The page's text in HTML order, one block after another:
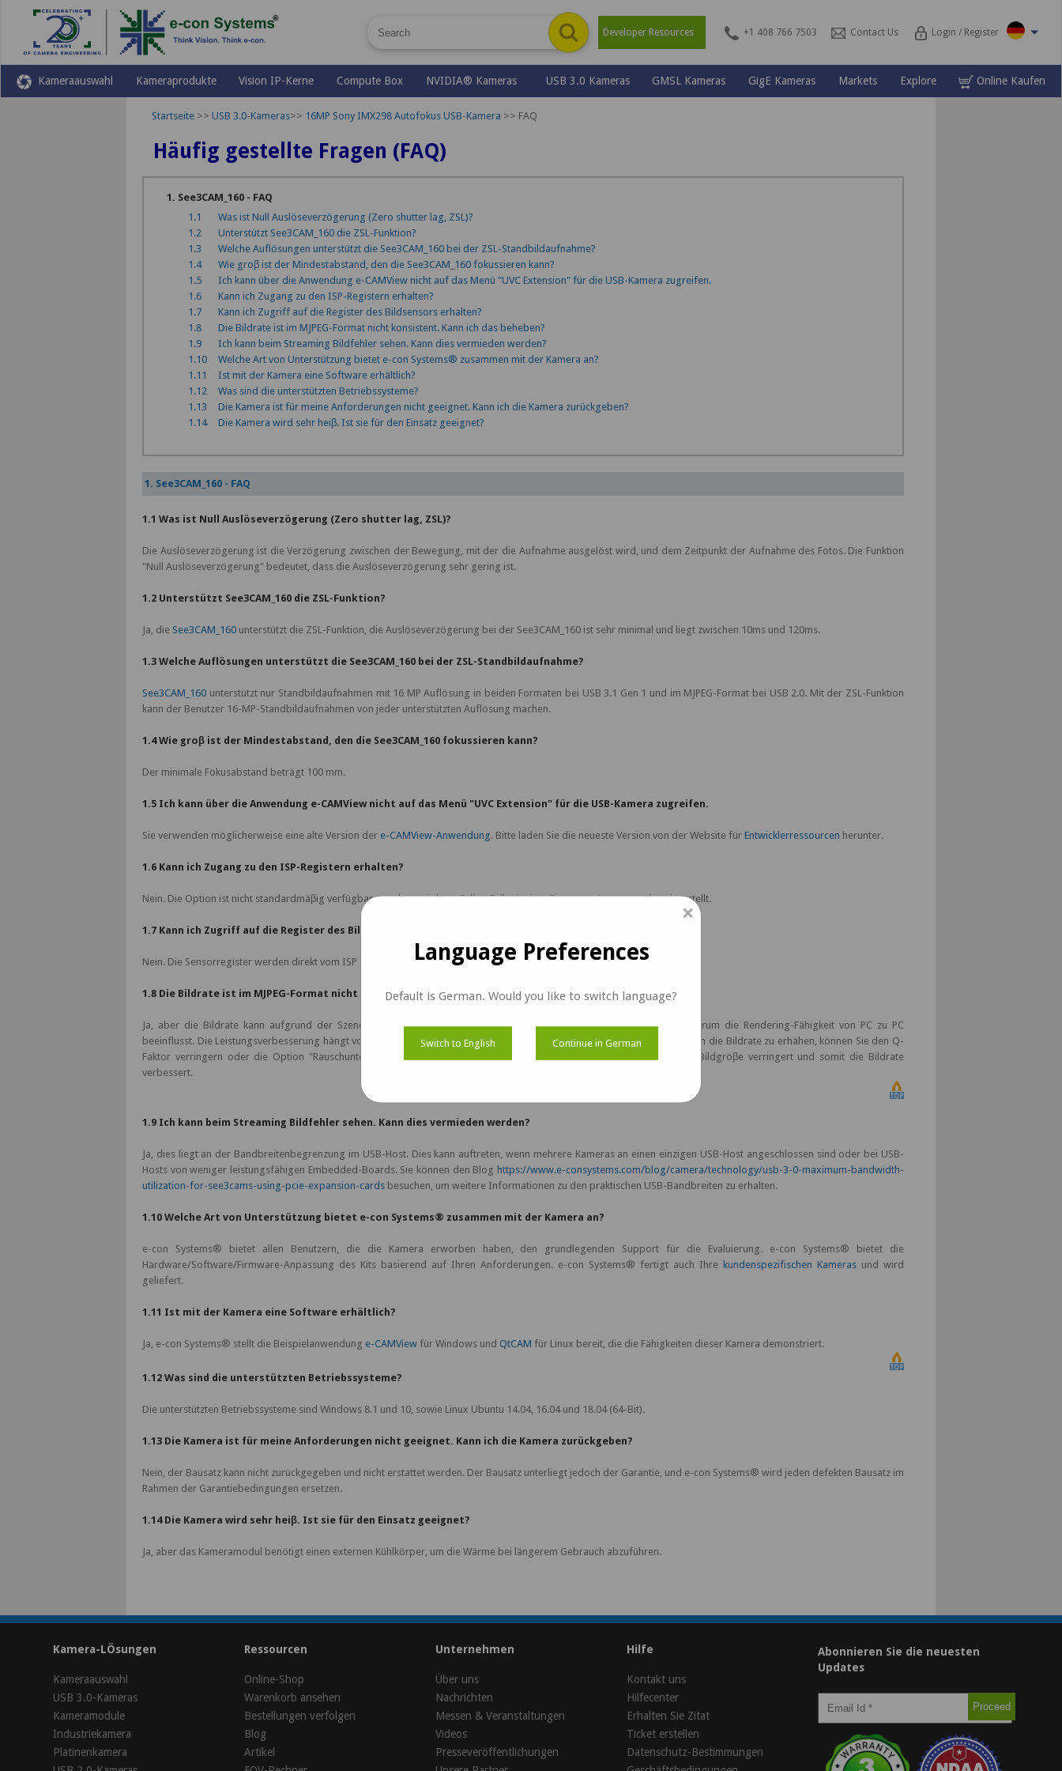
Developer Resources +1 408 766 7503 Contact Us Login / Register
Kameraauswahl Kameraprodukte Vision IP-Kerne Compute Box NVIDIA® Kameras USB 3.0 Kameras GMSL Kameras GigE Kameras Markets Explore Online Kaufen
Startseite >> USB 3.0-Kameras>> 16MP Sony IMX298 Autofokus USB-Kamera >> FAQ
Häufig gestellte Fragen (FAQ)
1. See3CAM_160 - FAQ
1.1
Was ist Null Auslöseverzögerung (Zero shutter lag, ZSL)?
1.2
Unterstützt See3CAM_160 die ZSL-Funktion?
1.3
Welche Auflösungen unterstützt die See3CAM_160 bei der ZSL-Standbildaufnahme?
1.4
Wie groβ ist der Mindestabstand, den die See3CAM_160 fokussieren kann?
1.5
Ich kann über die Anwendung e-CAMView nicht auf das Menü "UVC Extension" für die USB-Kamera zugreifen.
1.6
Kann ich Zugang zu den ISP-Registern erhalten?
1.7
Kann ich Zugriff auf die Register des Bildsensors erhalten?
1.8
Die Bildrate ist im MJPEG-Format nicht konsistent. Kann ich das beheben?
1.9
Ich kann beim Streaming Bildfehler sehen. Kann dies vermieden werden?
1.10
Welche Art von Unterstützung bietet e-con Systems® zusammen mit der Kamera an?
1.11
Ist mit der Kamera eine Software erhältlich?
1.12
Was sind die unterstützten Betriebssysteme?
1.13
Die Kamera ist für meine Anforderungen nicht geeignet. Kann ich die Kamera zurückgeben?
1.14
Die Kamera wird sehr heiβ. Ist sie für den Einsatz geeignet?
1. See3CAM_160 - FAQ
1.1 Was ist Null Auslöseverzögerung (Zero shutter lag, ZSL)?
Die Auslöseverzögerung ist die Verzögerung zwischen der Bewegung, mit der die Aufnahme ausgelöst wird, und dem Zeitpunkt der Aufnahme des Fotos. Die Funktion
"Null Auslöseverzögerung" bedeutet, dass die Auslöseverzögerung sehr gering ist.
1.2 Unterstützt See3CAM_160 die ZSL-Funktion?
Ja, die See3CAM_160 unterstützt die ZSL-Funktion, die Auslöseverzögerung bei der See3CAM_160 ist sehr minimal und liegt zwischen 10ms und 120ms.
1.3 Welche Auflösungen unterstützt die See3CAM_160 bei der ZSL-Standbildaufnahme?
See3CAM_160 unterstützt nur Standbildaufnahmen mit 16 MP Auflösung in beiden Formaten bei USB 3.1 Gen 1 und im MJPEG-Format bei USB 2.0. Mit der ZSL-Funktion
kann der Benutzer 16-MP-Standbildaufnahmen von jeder unterstützten Auflösung machen.
1.4 Wie groβ ist der Mindestabstand, den die See3CAM_160 fokussieren kann?
Der minimale Fokusabstand beträgt 100 mm.
1.5 Ich kann über die Anwendung e-CAMView nicht auf das Menü "UVC Extension" für die USB-Kamera zugreifen.
Sie verwenden möglicherweise eine alte Version der e-CAMView-Anwendung. Bitte laden Sie die neueste Version von der Website für Entwicklerressourcen herunter.
1.6 Kann ich Zugang zu den ISP-Registern erhalten?
Nein. Die Option ist nicht standardmäβig verfügbar, sondern wird von Fall zu Fall mit einer Firmware-Anpassung bereitgestellt.
1.7 Kann ich Zugriff auf die Register des Bildsensors erhalten?
Nein. Die Sensorregister werden direkt vom ISP gesteuert.
1.8 Die Bildrate ist im MJPEG-Format nicht konsistent. Kann ich das beheben?
Ja, aber die Bildrate kann aufgrund der Szenendetails oder der Bildgröβe immer noch reduziert werden, was wiederum die Rendering-Fähigkeit von PC zu PC
beeinflusst. Die Leistungsverbesserung hängt von der Leistungsfähigkeit der Grafikkarte oder des Display-Adapters ab. Um die Bildrate zu erhähen, können Sie den Q-
Faktor verringern oder die Option "Rauschunterdrückung" im Menü "Erweiterungssteuerung" erhöhen, da beides die Bildgröβe verringert und somit die Bildrate
verbessert.
1.9 Ich kann beim Streaming Bildfehler sehen. Kann dies vermieden werden?
Ja, dies liegt an der Bandbreitenbegrenzung im USB-Host. Dies kann auftreten, wenn mehrere Kameras an einen einzigen USB-Host angeschlossen sind oder bei USB-
Hosts von weniger leistungsfähigen Embedded-Boards. Sie können den Blog https://www.e-consystems.com/blog/camera/technology/usb-3-0-maximum-bandwidth-
utilization-for-see3cams-using-pcie-expansion-cards besuchen, um weitere Informationen zu den praktischen USB-Bandbreiten zu erhalten.
1.10 Welche Art von Unterstützung bietet e-con Systems® zusammen mit der Kamera an?
e-con Systems® bietet allen Benutzern, die die Kamera erworben haben, den grundlegenden Support für die Evaluierung. e-con Systems® bietet die
Hardware/Software/Firmware-Anpassung des Kits basierend auf Ihren Anforderungen. e-con Systems® fertigt auch Ihre kundenspezifischen Kameras und wird
geliefert.
1.11 Ist mit der Kamera eine Software erhältlich?
Ja, e-con Systems® stellt die Beispielanwendung e-CAMView für Windows und QtCAM für Linux bereit, die die Fähigkeiten dieser Kamera demonstriert.
1.12 Was sind die unterstützten Betriebssysteme?
Die unterstützten Betriebssysteme sind Windows 8.1 und 10, sowie Linux Ubuntu 14.04, 16.04 und 18.04 (64-Bit).
1.13 Die Kamera ist für meine Anforderungen nicht geeignet. Kann ich die Kamera zurückgeben?
Nein, der Bausatz kann nicht zurückgegeben und nicht erstattet werden. Der Bausatz unterliegt jedoch der Garantie, und e-con Systems® wird jeden defekten Bausatz im
Rahmen der Garantiebedingungen ersetzen.
1.14 Die Kamera wird sehr heiβ. Ist sie für den Einsatz geeignet?
Ja, aber das Kameramodul benötigt einen externen Kühlkörper, um die Wärme bei längerem Gebrauch abzuführen.
Kamera-LÖsungen
Kameraauswahl
USB 3.0-Kameras
Kameramodule
Industriekamera
Platinenkamera
Ressourcen
Online-Shop
Warenkorb ansehen
Bestellungen verfolgen
Blog
Artikel
Unternehmen
Über uns
Nachrichten
Messen & Veranstaltungen
Videos
Presseveröffentlichungen
Hilfe
Kontakt uns
Hilfecenter
Erhalten Sie Zitat
Ticket erstellen
Datenschutz-Bestimmungen
Abonnieren Sie die neuesten
Updates
×
Language Preferences
Default is German. Would you like to switch language?
Switch to English Continue in German